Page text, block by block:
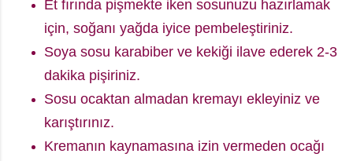
Et fırında pişmekte iken sosunuzu hazırlamak
için, soğanı yağda iyice pembeleştiriniz.
Soya sosu karabiber ve kekiği ilave ederek 2-3
dakika pişiriniz.
Sosu ocaktan almadan kremayı ekleyiniz ve
karıştırınız.
Kremanın kaynamasına izin vermeden ocağı